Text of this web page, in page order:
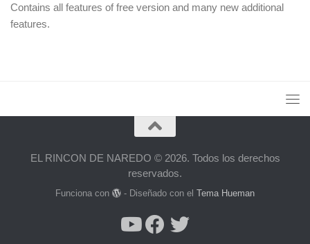
Contains all features of free version and many new additional
features.
EL RINCON DE NAREDO © 2026. Todos los derechos
reservados.
Funciona con - Diseñado con elTema Hueman